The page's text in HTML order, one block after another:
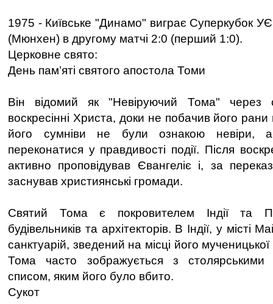
1975 - Київське "Динамо" виграє Суперкубок
(Мюнхен) в другому матчі 2:0 (перший 1:0).
Церковне свято:
День пам’яті святого апостола Томи
Він відомий як "Невіруючий Тома" через
воскресінні Христа, доки не побачив його рани
його сумніви не були ознакою невіри,
переконатися у правдивості події. Після
активно проповідував Євангеліє і, за
заснував християнські громади.
Святий Тома є покровителем Індії та
будівельників та архітекторів. В Індії, у місті
санктуарій, зведений на місці його мученицької
Тома часто зображується з столярськими
списом, яким його було вбито.
Сукот